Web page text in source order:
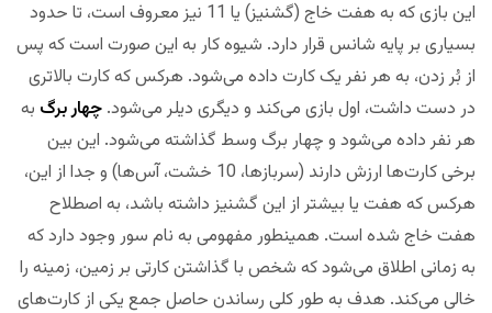
این بازی که به هفت خاج (گشنیز) یا 11 نیز معروف است، تا حدود
بسیاری بر پایه شانس قرار دارد. شیوه کار به این صورت است که پس
از بُر زدن، به هر نفر یک کارت داده می‌شود. هرکس که کارت بالاتری
در دست داشت، اول بازی می‌کند و دیگری دیلر می‌شود. چهار برگ به
هر نفر داده می‌شود و چهار برگ وسط گذاشته می‌شود. این بین
برخی کارت‌ها ارزش دارند (سربازها، 10 خشت، آس‌ها) و جدا از این،
هرکس که هفت یا بیشتر از این گشنیز داشته باشد، به اصطلاح
هفت خاج شده است. همینطور مفهومی به نام سور وجود دارد که
به زمانی اطلاق می‌شود که شخص با گذاشتن کارتی بر زمین، زمینه را
خالی می‌کند. هدف به طور کلی رساندن حاصل جمع یکی از کارت‌های